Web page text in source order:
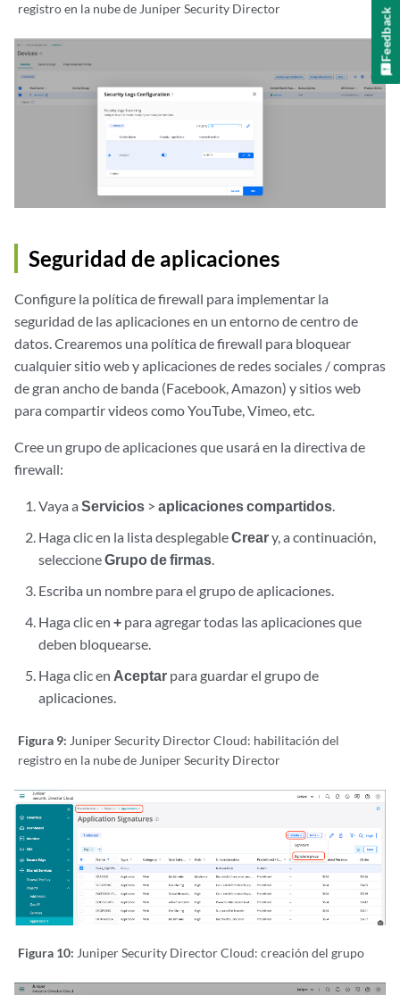
registro en la nube de Juniper Security Director
Seguridad de aplicaciones
Configure la política de firewall para implementar la
seguridad de las aplicaciones en un entorno de centro de
datos. Crearemos una política de firewall para bloquear
cualquier sitio web y aplicaciones de redes sociales / compras
de gran ancho de banda (Facebook, Amazon) y sitios web
para compartir videos como YouTube, Vimeo, etc.
Cree un grupo de aplicaciones que usará en la directiva de
firewall:
Vaya aServicios >aplicaciones compartidos
Haga clic en la lista desplegableCreary, a continuación,
seleccioneGrupo de firmas
Escriba un nombre para el grupo de aplicaciones.
Haga clic en+ para agregar todas las aplicaciones que
deben bloquearse.
Haga clic en Aceptar para guardar el grupo de
aplicaciones.
Figura 9: Juniper Security Director Cloud: habilitación del
registro en la nube de Juniper Security Director
Figura 10: Juniper Security Director Cloud: creación del grupo
Feedback